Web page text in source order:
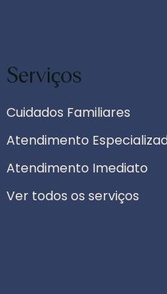
Serviços
Cuidados Familiares
Atendimento
Atendimento Imediato
Ver todos os serviços